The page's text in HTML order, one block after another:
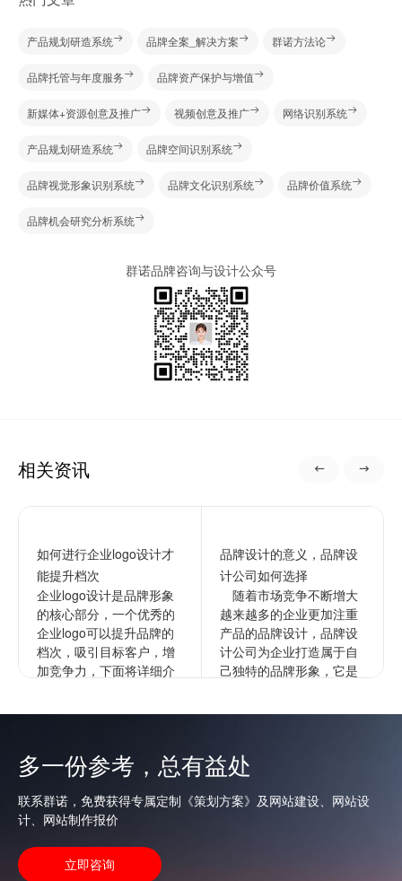
产品规划研造系统 品牌全案_解决方案 群诺方法论
品牌托管与年度服务 品牌资产保护与增值
新媒体+资源创意及推广 视频创意及推广 网络识别系统
产品规划研造系统 品牌空间识别系统
品牌视觉形象识别系统 品牌文化识别系统 品牌价值系统
品牌机会研究分析系统
群诺品牌咨询与设计公众号
相关资讯
如何进行企业logo设计才
能提升档次
企业logo设计是品牌形象
的核心部分，一个优秀的
企业logo可以提升品牌的
档次，吸引目标客户，增
加竞争力，下面将详细介
品牌设计的意义，品牌设
计公司如何选择
随着市场竞争不断增大
越来越多的企业更加注重
产品的品牌设计，品牌设
计公司为企业打造属于自
己独特的品牌形象，它是
查看更多
多一份参考，总有益处
联系群诺，免费获得专属定制《策划方案》及网站建设、网站设
计、网站制作报价
立即咨询